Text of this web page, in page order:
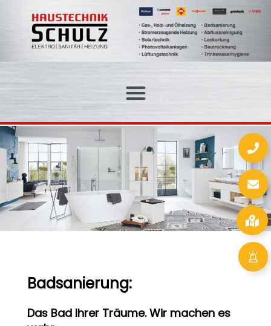
Badsanierung:
Das Bad Ihrer Träume. Wir machen es